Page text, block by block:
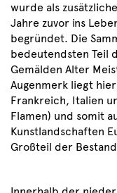
wurde als
Jahre zuvor ins
begründet. Die
bedeutendsten Teil
Gemälden Alter
Augenmerk liegt
Frankreich, Italien
Flamen) und somit
Kunstlandschaften
Großteil der